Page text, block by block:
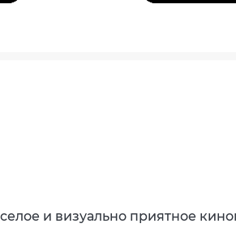
и визуально приятное